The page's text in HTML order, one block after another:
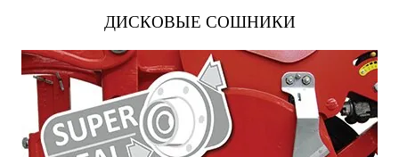
ДИСКОВЫЕ СОШНИКИ